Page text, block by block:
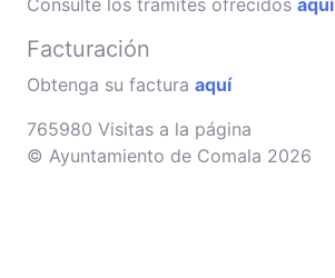
Consulte los tramites ofrecidos aquí
Facturación
Obtenga su factura aquí
765980 Visitas a la página
© Ayuntamiento de Comala 2026